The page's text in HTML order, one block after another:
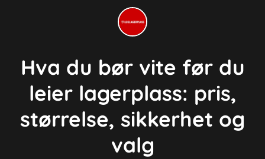
Hva du bør vite før du
leier lagerplass: pris,
størrelse, sikkerhet og
valg